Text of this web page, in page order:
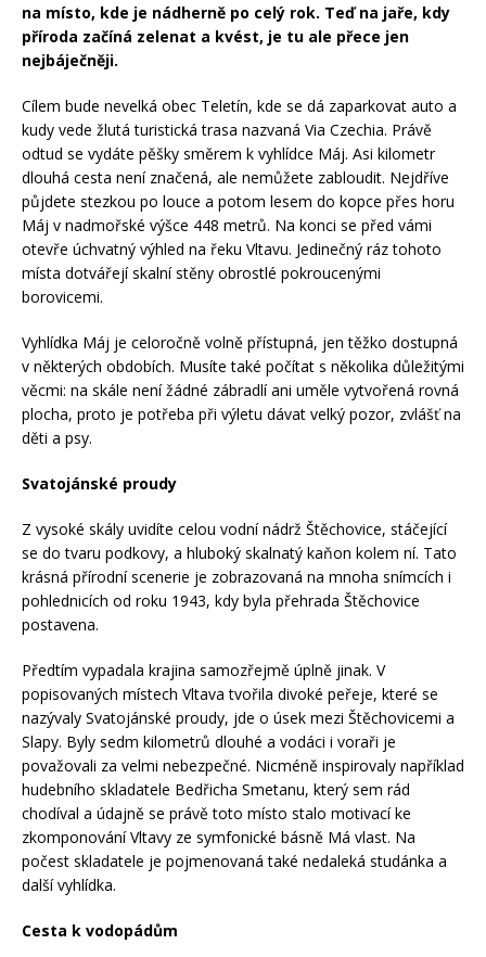
na místo, kde je nádherně po celý rok. Teď na jaře, kdy
příroda začíná zelenat a kvést, je tu ale přece jen
nejbáječněji.
Cílem bude nevelká obec Teletín, kde se dá zaparkovat auto a
kudy vede žlutá turistická trasa nazvaná Via Czechia. Právě
odtud se vydáte pěšky směrem k vyhlídce Máj. Asi kilometr
dlouhá cesta není značená, ale nemůžete zabloudit. Nejdříve
půjdete stezkou po louce a potom lesem do kopce přes horu
Máj v nadmořské výšce 448 metrů. Na konci se před vámi
otevře úchvatný výhled na řeku Vltavu. Jedinečný ráz tohoto
místa dotvářejí skalní stěny obrostlé pokroucenými
borovicemi.
Vyhlídka Máj je celoročně volně přístupná, jen těžko dostupná
v některých obdobích. Musíte také počítat s několika důležitými
věcmi: na skále není žádné zábradlí ani uměle vytvořená rovná
plocha, proto je potřeba při výletu dávat velký pozor, zvlášť na
děti a psy.
Svatojánské proudy
Z vysoké skály uvidíte celou vodní nádrž Štěchovice, stáčející
se do tvaru podkovy, a hluboký skalnatý kaňon kolem ní. Tato
krásná přírodní scenerie je zobrazovaná na mnoha snímcích i
pohlednicích od roku 1943, kdy byla přehrada Štěchovice
postavena.
Předtím vypadala krajina samozřejmě úplně jinak. V
popisovaných místech Vltava tvořila divoké peřeje, které se
nazývaly Svatojánské proudy, jde o úsek mezi Štěchovicemi a
Slapy. Byly sedm kilometrů dlouhé a vodáci i voraři je
považovali za velmi nebezpečné. Nicméně inspirovaly například
hudebního skladatele Bedřicha Smetanu, který sem rád
chodíval a údajně se právě toto místo stalo motivací ke
zkomponování Vltavy ze symfonické básně Má vlast. Na
počest skladatele je pojmenovaná také nedaleká studánka a
další vyhlídka.
Cesta k vodopádům